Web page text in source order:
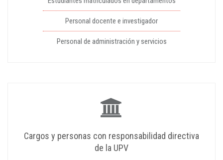
Personal docente e investigador
Personal de administración y servicios
Cargos y personas con responsabilidad directiva
de la UPV